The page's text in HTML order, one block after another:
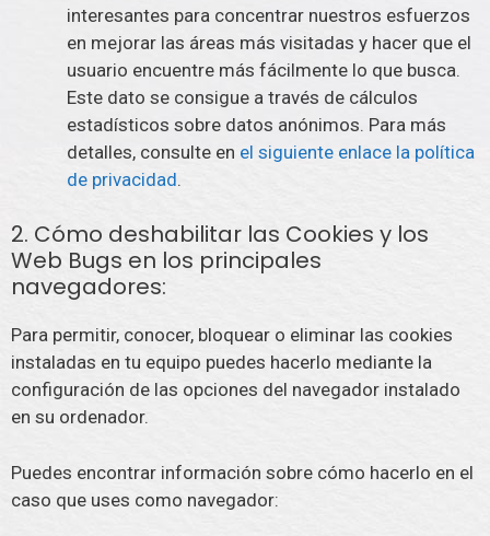
interesantes para concentrar nuestros esfuerzos
en mejorar las áreas más visitadas y hacer que el
usuario encuentre más fácilmente lo que busca.
Este dato se consigue a través de cálculos
estadísticos sobre datos anónimos. Para más
detalles, consulte en el siguiente enlace la política
de privacidad.
2. Cómo deshabilitar las Cookies y los
Web Bugs en los principales
navegadores:
Para permitir, conocer, bloquear o eliminar las cookies
instaladas en tu equipo puedes hacerlo mediante la
configuración de las opciones del navegador instalado
en su ordenador.
Puedes encontrar información sobre cómo hacerlo en el
caso que uses como navegador: